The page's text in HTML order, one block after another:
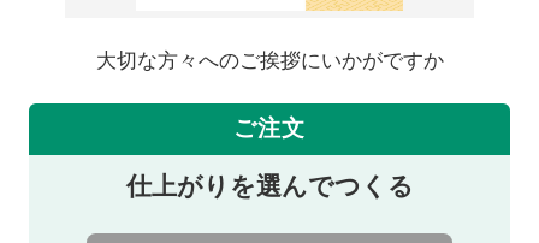
大切な方々へのご挨拶にいかがですか
ご注文
仕上がりを選んでつくる